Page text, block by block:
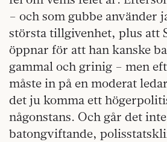
– och som gubbe använder
största tillgivenhet, plus att
öppnar för att han kanske
gammal och grinig – men
måste in på en moderat
det ju komma ett
någonstans. Och går det
batongviftande,